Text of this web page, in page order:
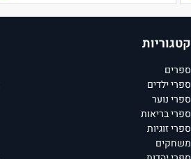
קטגוריות
ספרים
ספרי ילדים
ספרי נוער
ספרי בריאות
ספרי זוגיות
משחקים